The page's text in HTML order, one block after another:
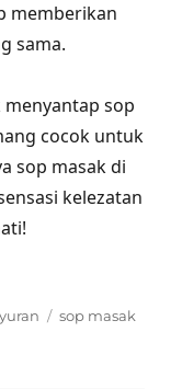
memberikan
sama.
menyantap sop
cocok untuk
sop masak di
kelezatan
Tags
sop masak